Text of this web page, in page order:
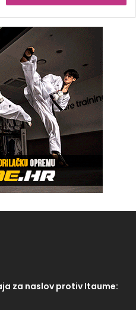
za naslov protiv Itaume: